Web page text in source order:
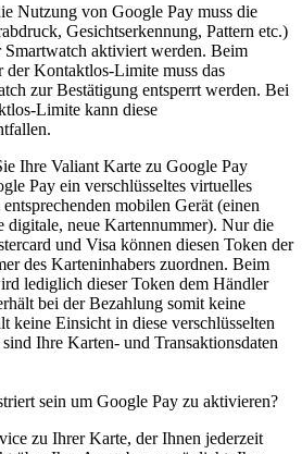
Nutzung von Google Pay muss die
Gesichtserkennung, Pattern etc.)
Smartwatch aktiviert werden. Beim
der Kontaktlos-Limite muss das
zur Bestätigung entsperrt werden. Bei
Limite kann diese
Ihre Valiant Karte zu Google Pay
Pay ein verschlüsseltes virtuelles
mobilen Gerät (einen
digitale, neue Kartennummer). Nur die
und Visa können diesen Token der
des Karteninhabers zuordnen. Beim
lediglich dieser Token dem Händler
bei der Bezahlung somit keine
keine Einsicht in diese verschlüsselten
Ihre Karten- und Transaktionsdaten
sein um Google Pay zu aktivieren?
zu Ihrer Karte, der Ihnen jederzeit